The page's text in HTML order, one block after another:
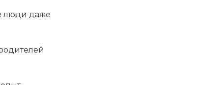
люди даже